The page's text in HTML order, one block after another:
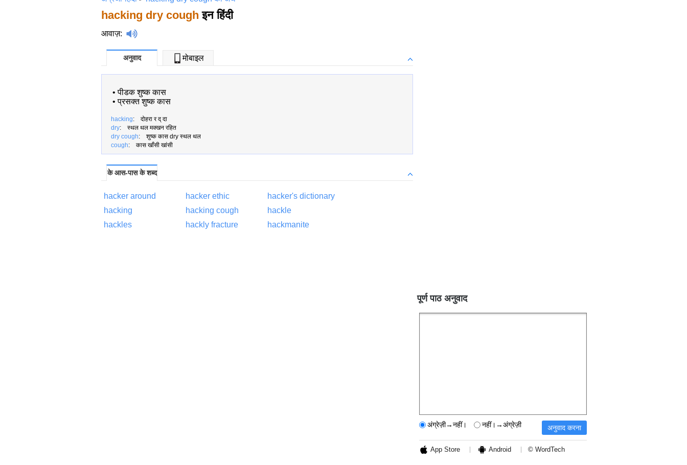
hacking dry cough इन हिंदी
आवाज़:
अनुवाद मोबाइल
•पीडक शुष्क कास
•प्रसक्त शुष्क कास
hacking: दोहरा र द् दा
dry: स्थल थल मक्खन रहित
dry cough: शुष्क कास dry स्थल थल
cough: कास खाँसी खांसी
के आस-पास के शब्द
hacker around hacker ethic
hacker's dictionary
hacking
hacking cough
hackle
hackles
hackly fracture hackmanite
पूर्ण पाठ अनुवाद
अंग्रेज़ी→नहीं। नहीं।→अंग्रेज़ी
App Store Android © WordTech